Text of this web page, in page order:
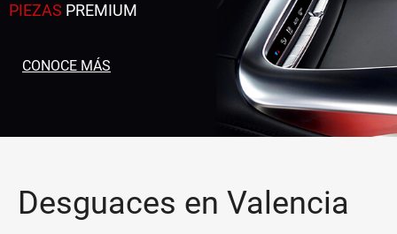
PIEZAS PREMIUM
CONOCE MÁS
Desguaces en Valencia